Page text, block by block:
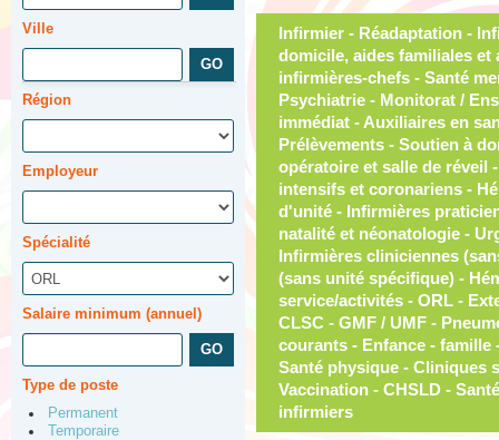
Ville
Région
Employeur
Spécialité
Salaire minimum (annuel)
Type de poste
Permanent
Temporaire
Infirmier - Réadaptation - Infirmières auxiliaires - Aides à domicile, aides familiales et auxiliaires - Médecine - Ass. infirmières-chefs - Santé mentale et dépendances - Psychiatrie - Monitorat / Enseignement - Ass. du supérieur immédiat - Auxiliaires en santé - Équipes volantes - Prélèvements - Soutien à domicile - Chirurgie, bloc opératoire et salle de réveil - Chefs d'équipe - Soins intensifs et coronariens - Hébergement / Gériatrie - Chefs d'unité